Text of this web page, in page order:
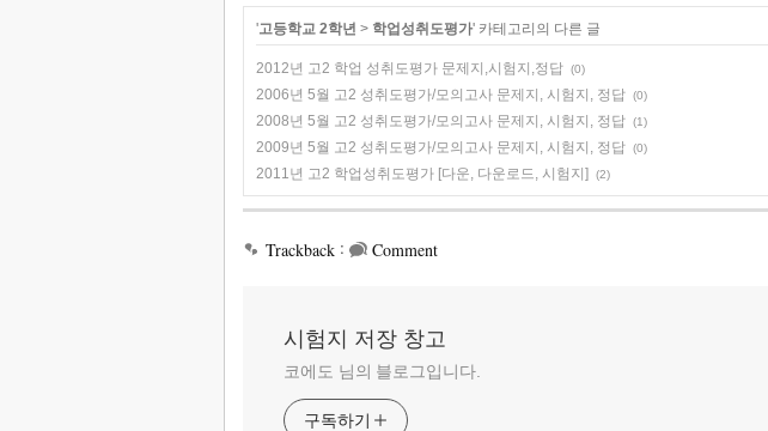
'고등학교 2학년 > 학업성취도평가' 카테고리의 다른 글
2012년 고2 학업 성취도평가 문제지,시험지,정답 (0)
2006년 5월 고2 성취도평가/모의고사 문제지, 시험지, 정답 (0)
2008년 5월 고2 성취도평가/모의고사 문제지, 시험지, 정답 (1)
2009년 5월 고2 성취도평가/모의고사 문제지, 시험지, 정답 (0)
2011년 고2 학업성취도평가 [다운, 다운로드, 시험지] (2)
Trackback : Comment
시험지 저장 창고
코에도 님의 블로그입니다.
구독하기